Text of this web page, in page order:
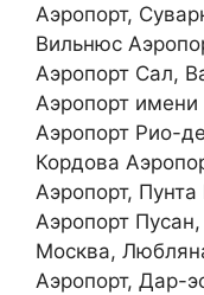
Аэропорт,
Вильнюс
Аэропорт Сал,
Аэропорт
Аэропорт Рио-
Кордова
Аэропорт,
Аэропорт
Москва,
Аэропорт, Дар-